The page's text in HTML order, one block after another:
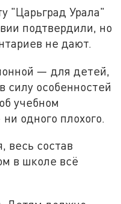
"Царьград Урала"
подтвердили, но
не дают.
— для детей,
силу особенностей
учебном
одного плохого.
весь состав
в школе всё